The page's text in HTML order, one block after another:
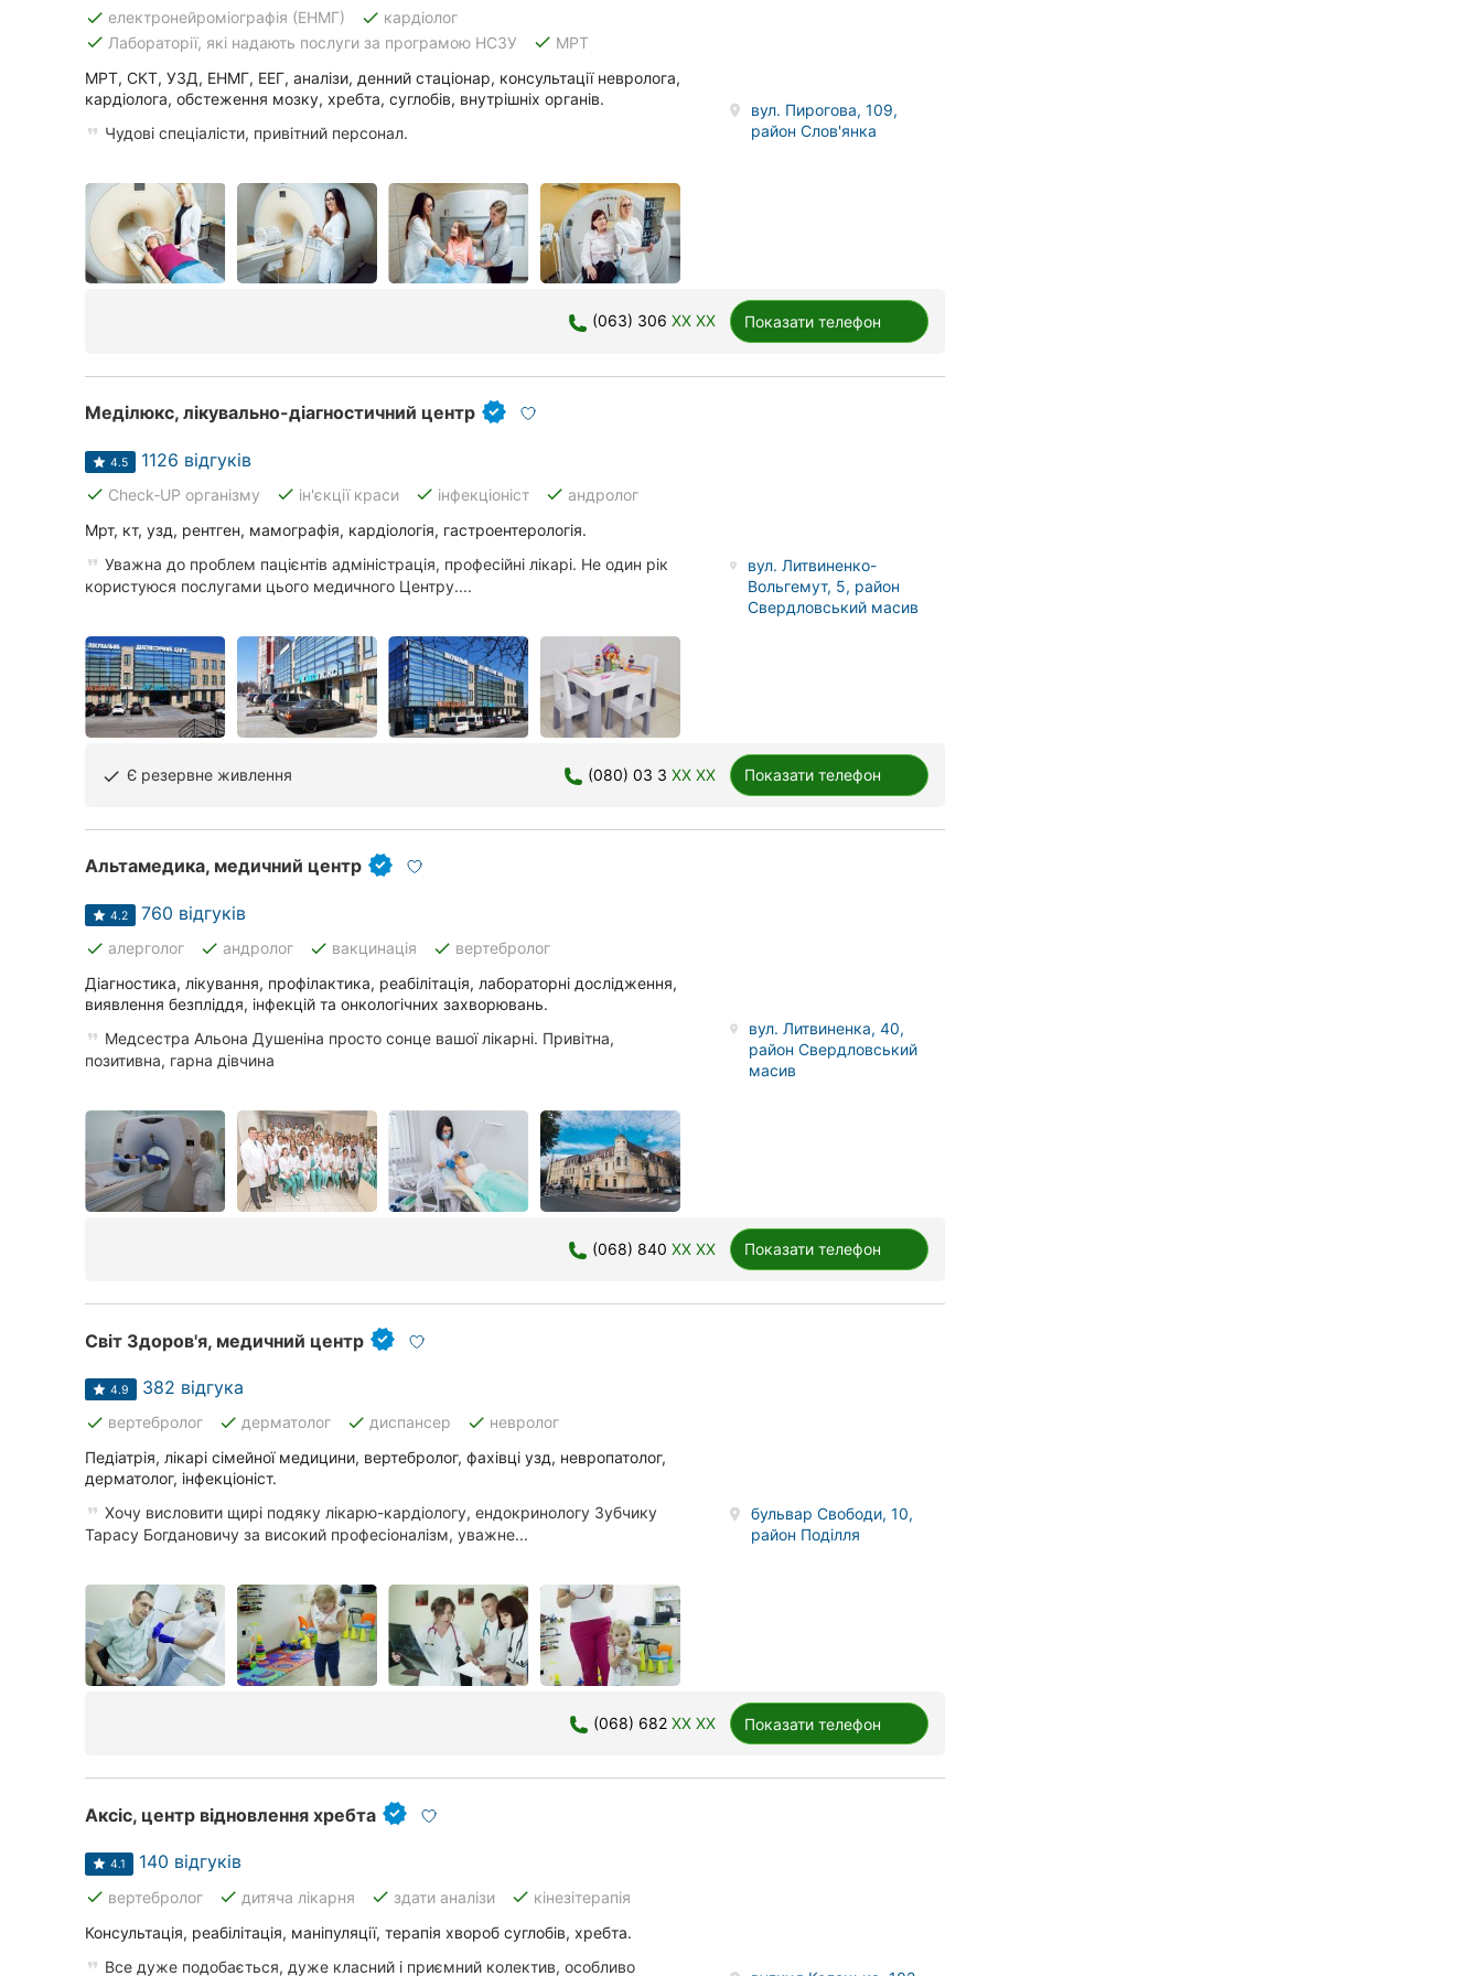
Запоріжжя
Дніпро
Кривий Ріг
Миколаїв
Херсон
Чернігів
Чернівці
Івано-Франківськ
Ужгород
Карпати
done електронейроміографія (ЕНМГ) done кардіолог
done Лабораторії, які надають послуги за програмою НСЗУ done МРТ
МРТ, СКТ, УЗД, ЕНМГ, ЕЕГ, аналізи, денний стаціонар, консультації невролога,
кардіолога, обстеження мозку, хребта, суглобів, внутрішніх органів.
Чудові спеціалісти, привітний персонал.
вул. Пирогова, 109,
район Слов'янка
(063) 306 XX XX Показати телефон
Меділюкс, лікувально-діагностичний центр
4.5 1126 відгуків
done Check‑UP організму done ін'єкції краси done інфекціоніст done андролог
Мрт, кт, узд, рентген, мамографія, кардіологія, гастроентерологія.
Уважна до проблем пацієнтів адміністрація, професійні лікарі. Не один рік
користуюся послугами цього медичного Центру....
вул. Литвиненко-
Вольгемут, 5, район
Свердловський масив
done Є резервне живлення (080) 03 3 XX XX Показати телефон
Альтамедика, медичний центр
4.2 760 відгуків
done алерголог done андролог done вакцинація done вертебролог
Діагностика, лікування, профілактика, реабілітація, лабораторні дослідження,
виявлення безпліддя, інфекцій та онкологічних захворювань.
Медсестра Альона Душеніна просто сонце вашої лікарні. Привітна,
позитивна, гарна дівчина
вул. Литвиненка, 40,
район Свердловський
масив
(068) 840 XX XX Показати телефон
Світ Здоров'я, медичний центр
4.9 382 відгука
done вертебролог done дерматолог done диспансер done невролог
Педіатрія, лікарі сімейної медицини, вертебролог, фахівці узд, невропатолог,
дерматолог, інфекціоніст.
Хочу висловити щирі подяку лікарю-кардіологу, ендокринологу Зубчику
Тарасу Богдановичу за високий професіоналізм, уважне...
бульвар Свободи, 10,
район Поділля
(068) 682 XX XX Показати телефон
Аксіс, центр відновлення хребта
4.1 140 відгуків
done вертебролог done дитяча лікарня done здати аналізи done кінезітерапія
Консультація, реабілітація, маніпуляції, терапія хвороб суглобів, хребта.
Все дуже подобається, дуже класний і приємний колектив, особливо